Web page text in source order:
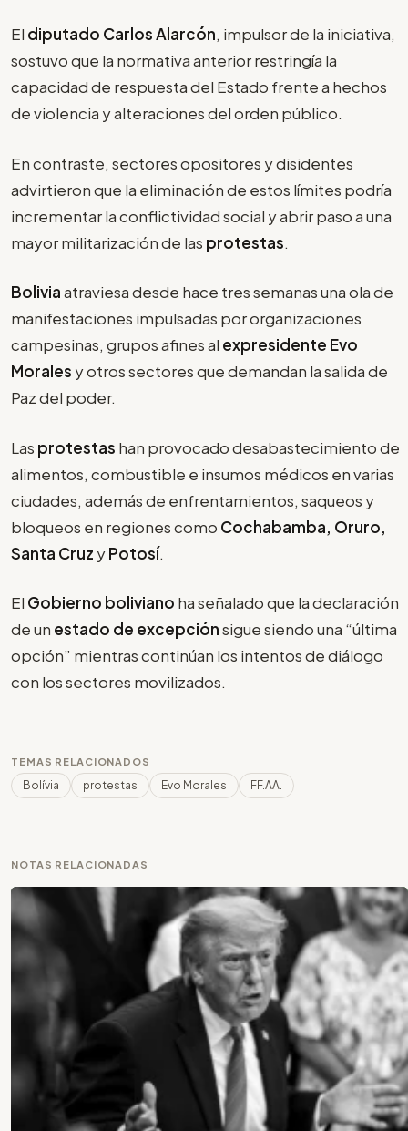
El diputado Carlos Alarcón, impulsor de la iniciativa,
sostuvo que la normativa anterior restringía la
capacidad de respuesta del Estado frente a hechos
de violencia y alteraciones del orden público.
En contraste, sectores opositores y disidentes
advirtieron que la eliminación de estos límites podría
incrementar la conflictividad social y abrir paso a una
mayor militarización de las protestas.
Boliviaatraviesa desde hace tres semanas una ola de
manifestaciones impulsadas por organizaciones
campesinas, grupos afines al expresidente Evo
Morales y otros sectores que demandan la salida de
Paz del poder.
Las protestas han provocado desabastecimiento de
alimentos, combustible e insumos médicos en varias
ciudades, además de enfrentamientos, saqueos y
bloqueos en regiones como Cochabamba, Oruro,
Santa Cruz yPotosí.
El Gobierno boliviano ha señalado que la declaración
de un estado de excepciónsigue siendo una “última
opción” mientras continúan los intentos de diálogo
con los sectores movilizados.
TEMAS RELACIONADOS
Bolívia protestas Evo Morales FF.AA.
NOTAS RELACIONADAS